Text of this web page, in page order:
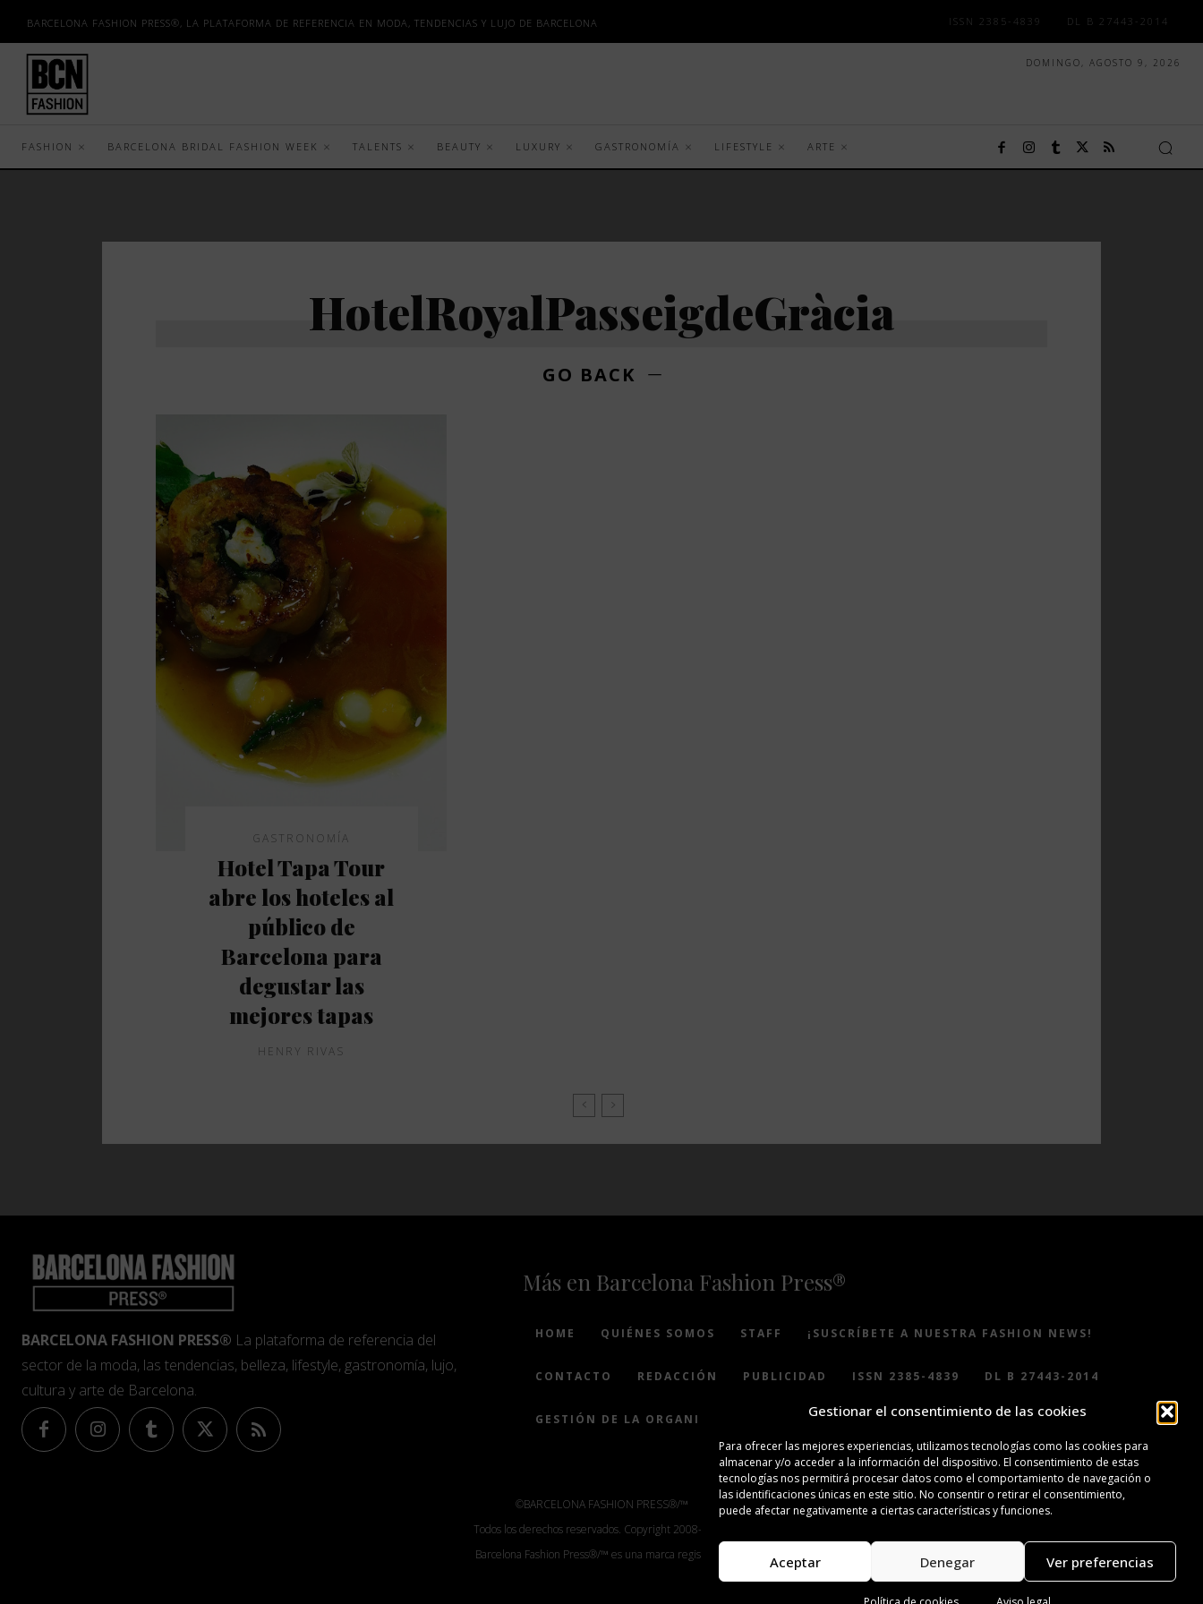
Gestionar el consentimiento de las cookies
Para ofrecer las mejores experiencias, utilizamos tecnologías como las cookies para
almacenar y/o acceder a la información del dispositivo. El consentimiento de estas
tecnologías nos permitirá procesar datos como el comportamiento de navegación o
las identificaciones únicas en este sitio. No consentir o retirar el consentimiento,
puede afectar negativamente a ciertas características y funciones.
Aceptar Denegar Ver preferencias
BARCELONA FASHION PRESS®, LA PLATAFORMA DE REFERENCIA EN MODA, TENDENCIAS Y LUJO DE BARCELONA ISSN 2385-4839 DL B 27443-2014
DOMINGO, AGOSTO 9, 2026
FASHION BARCELONA BRIDAL FASHION WEEK TALENTS BEAUTY LUXURY GASTRONOMÍA LIFESTYLE ARTE
HotelRoyalPasseigdeGràcia
GO BACK
GASTRONOMÍA
Hotel Tapa Tour
abre los hoteles al
público de
Barcelona para
degustar las
mejores tapas
HENRY RIVAS
BARCELONA FASHION PRESS® La plataforma de referencia del
sector de la moda, las tendencias, belleza, lifestyle, gastronomía, lujo,
cultura y arte de Barcelona.
Más en Barcelona Fashion Press®
HOME QUIÉNES SOMOS STAFF ¡SUSCRÍBETE A NUESTRA FASHION NEWS!
CONTACTO REDACCIÓN PUBLICIDAD ISSN 2385-4839 DL B 27443-2014
GESTIÓN DE LA ORGANIZACIÓN
©BARCELONA FASHION PRESS®/™
Todos los derechos reservados. Copyright 2008-2024.
Barcelona Fashion Press®/™ es una marca registrada.